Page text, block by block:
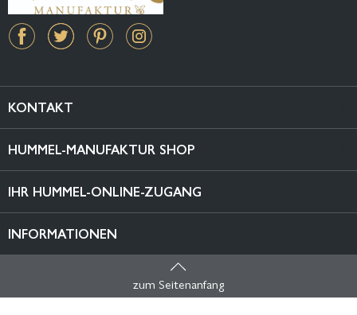
KONTAKT
HUMMEL-MANUFAKTUR SHOP
IHR HUMMEL-ONLINE-ZUGANG
INFORMATIONEN
zum Seitenanfang